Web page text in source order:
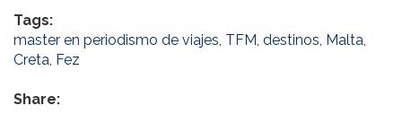
Tags:
master en periodismo de viajes, TFM, destinos, Malta,
Creta, Fez
Share: